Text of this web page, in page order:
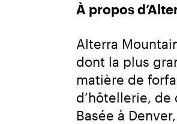
À propos
Alterra
dont la plus
matière de
d’hôtellerie,
Basée à